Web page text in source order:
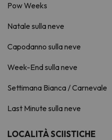
Pow Weeks
Natale sulla neve
Capodanno sulla neve
Week-End sulla neve
Settimana Bianca / Carnevale
Last Minute sulla neve
LOCALITÀ SCIISTICHE